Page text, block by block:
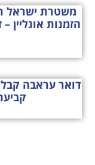
משטרת ישראל
הזמנות אונליין
דואר עראבה